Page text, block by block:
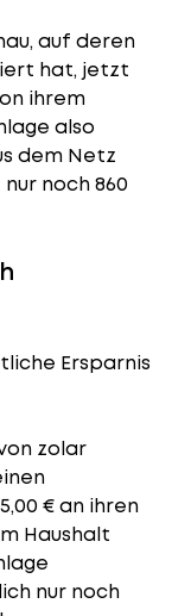
auf deren
hat, jetzt
ihrem
also
dem Netz
noch 860
Ersparnis
zolar
€ an ihren
Haushalt
nur noch